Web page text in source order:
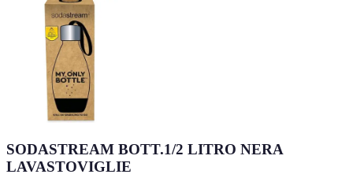
SODASTREAM BOTT.1/2 LITRO NERA
LAVASTOVIGLIE